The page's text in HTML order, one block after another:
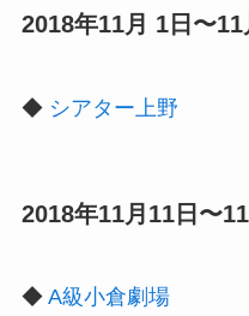
2018年11月 1日〜
◆ シアター上野
2018年11月11日〜
◆ A級小倉劇場